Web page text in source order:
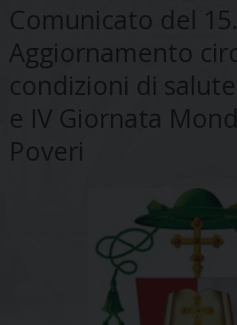
Comunicato del
Aggiornamento
condizioni di
e IV Giornata
Poveri